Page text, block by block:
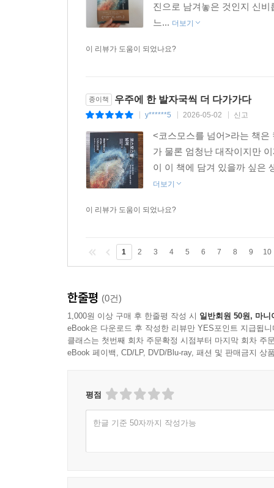
지금까지 수많은 격변이 인류의 지위와 인식의
생명체들은 최첨단 망원경으로 우주를 관측하고
지금 이 순간에도 지구에서 통제되는, 고도의 과
중이다. 하지만 앞으로 등장할 기계들도 지금
요즘의 상황을 토대로 본다면 미래의 기계들은
존재가 될 가능성이 높다. 이 새로운 존재들은
모른다. 하지만 별빛을 바라보며 인류가 느꼈던
‘인간다움’에 대해 성찰하게 하는 질문들이 이어진
있게 됐다. 그럼에도 우리는 여전히 본질적으
매혹되어왔고, 한때 신으로 섬기던 바로 그 별
(‘에필로그’ 중에서)
이 책 『코스모스를 넘어』에는 인간 지성의 한
대한 인상적인 아포리즘과 아름다운 우주 사진은
진으로 남겨놓은 것인지 신
느... 더보기
이 리뷰가 도움이 되었나요?
종이책 우주에 한 발자국씩 더 다가가다
y******5 2026-05-02 신고
<코스모스를 넘어>라는 책은
가 물론 엄청난 대작이지만
이 이 책에 담겨 있을까 싶은
더보기
이 리뷰가 도움이 되었나요?
1 2 3 4 5 6 7 8 9 10
한줄평 (0건)
1,000원 이상 구매 후 한줄평 작성 시 일반회원 50원, 마니
eBook은 다운로드 후 작성한 리뷰만 YES포인트 지급됩니
클래스는 첫번째 회차 주문확정 시점부터 마지막 회차 주
eBook 페이백, CD/LP, DVD/Blu-ray, 패션 및 판매금지 상
평점
한글 기준 50자까지 작성가능